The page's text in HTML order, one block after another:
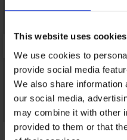
This website uses cookies
We use cookies to
provide social media
We also share information
our social media,
may combine it with other
provided to them or that
4,7
-20% BRA20